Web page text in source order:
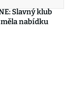
Slavný klub
nabídku